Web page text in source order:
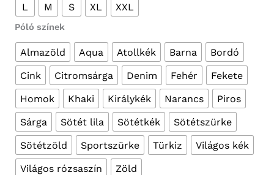
L M S XL XXL
Póló színek
Almazöld Aqua Atollkék Barna
Bordó
Cink
Citromsárga Denim Fehér
Fekete
Homok
Khaki Királykék Narancs
Piros
Sárga
Sötét lila Sötétkék
Sötétszürke
Sötétzöld
Sportszürke Türkiz
Világos kék
Világos rózsaszín
Zöld